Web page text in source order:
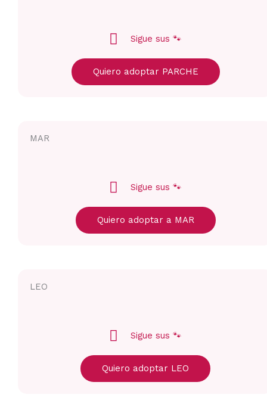
Sigue sus 🐾
Quiero adoptar PARCHE
MAR
Sigue sus 🐾
Quiero adoptar a MAR
LEO
Sigue sus 🐾
Quiero adoptar LEO